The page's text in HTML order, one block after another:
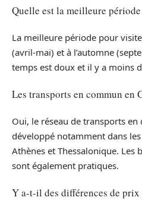
Quelle est la meilleure
La meilleure période pour
(avril-mai) et à l’automne
temps est doux et il y a moins
Les transports en commun en
Oui, le réseau de transports en
développé notamment dans
Athènes et Thessalonique. Les
sont également pratiques.
Y a-t-il des différences de prix